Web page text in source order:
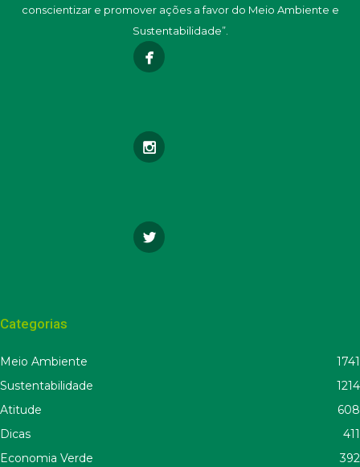
conscientizar e promover ações a favor do Meio Ambiente e
Sustentabilidade”.
Categorias
Meio Ambiente
1741
Sustentabilidade
1214
Atitude
608
Dicas
411
Economia Verde
392